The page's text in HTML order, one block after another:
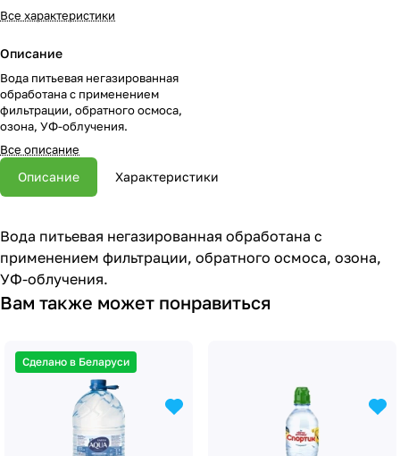
Все характеристики
Описание
Вода питьевая негазированная
обработана с применением
фильтрации, обратного осмоса,
озона, УФ-облучения.
Все описание
Описание Характеристики
Вода питьевая негазированная обработана с
применением фильтрации, обратного осмоса, озона,
УФ-облучения.
Вам также может понравиться
Сделано в Беларуси